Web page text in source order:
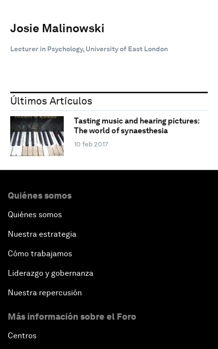
Josie Malinowski
Lecturer in Psychology, University of East London
Últimos Artículos
Tasting music and hearing pictures:
The world of synaesthesia
10 feb 2017
Quiénes somos
Quiénes somos
Nuestra estrategia
Cómo trabajamos
Liderazgo y gobernanza
Nuestra repercusión
Más información sobre el Foro
Centros